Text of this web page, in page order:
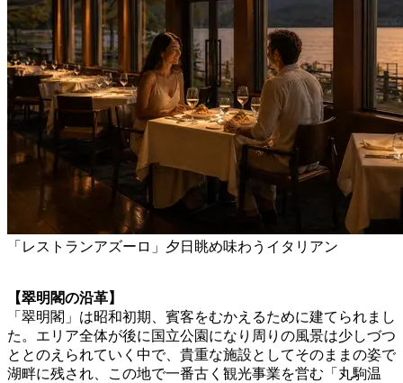
「レストランアズーロ」夕日眺め味わうイタリアン
【翠明閣の沿革】
「翠明閣」は昭和初期、賓客をむかえるために建てられまし
た。エリア全体が後に国立公園になり周りの風景は少しづつ
ととのえられていく中で、貴重な施設としてそのままの姿で
湖畔に残され、この地で一番古く観光事業を営む「丸駒温